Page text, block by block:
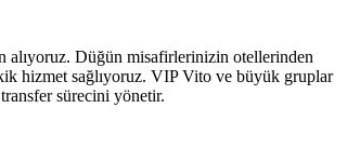
alıyoruz. Düğün misafirlerinizin otellerinden
hizmet sağlıyoruz. VIP Vito ve büyük gruplar
sürecini yönetir.